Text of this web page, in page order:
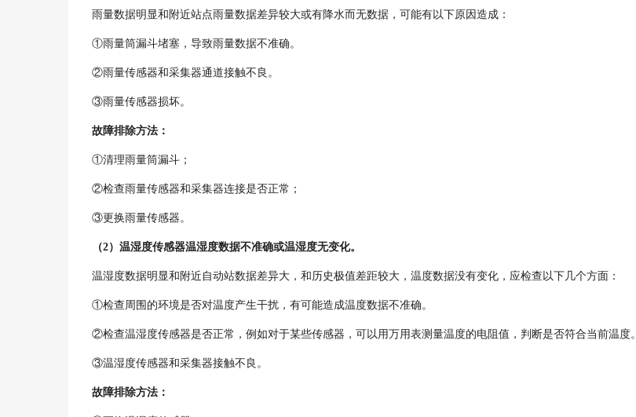
雨量数据明显和附近站点雨量数据差异较大或有降水而无数据，可能有以下原因造成：
①雨量筒漏斗堵塞，导致雨量数据不准确。
②雨量传感器和采集器通道接触不良。
③雨量传感器损坏。
故障排除方法：
①清理雨量筒漏斗；
②检查雨量传感器和采集器连接是否正常；
③更换雨量传感器。
（2）温湿度传感器温湿度数据不准确或温湿度无变化。
温湿度数据明显和附近自动站数据差异大，和历史极值差距较大，温度数据没有变化，应检查以下几个方面：
①检查周围的环境是否对温度产生干扰，有可能造成温度数据不准确。
②检查温湿度传感器是否正常，例如对于某些传感器，可以用万用表测量温度的电阻值，判断是否符合当前温度。
③温湿度传感器和采集器接触不良。
故障排除方法：